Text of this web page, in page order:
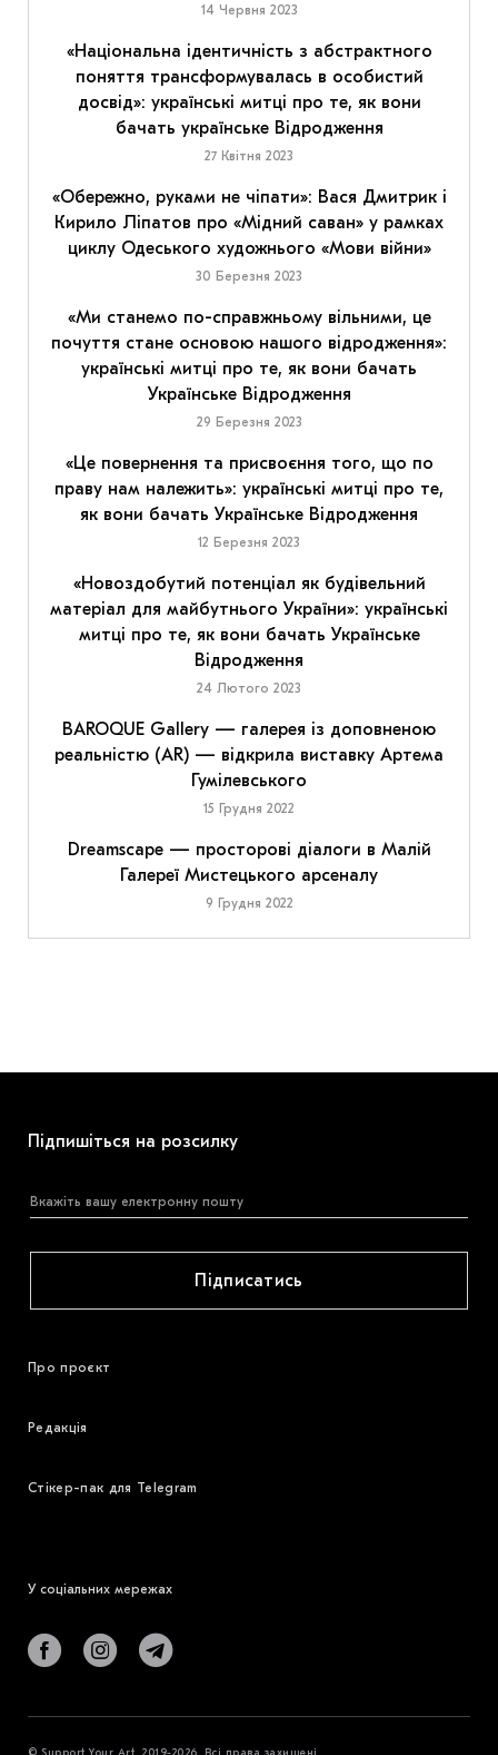
14 Червня 2023
«Національна ідентичність з абстрактного
поняття трансформувалась в особистий
досвід»: українські митці про те, як вони
бачать українське Відродження
27 Квітня 2023
«Обережно, руками не чіпати»: Вася Дмитрик і
Кирило Ліпатов про «Мідний саван» у рамках
циклу Одеського художнього «Мови війни»
30 Березня 2023
«Ми станемо по-справжньому вільними, це
почуття стане основою нашого відродження»:
українські митці про те, як вони бачать
Українське Відродження
29 Березня 2023
«Це повернення та присвоєння того, що по
праву нам належить»: українські митці про те,
як вони бачать Українське Відродження
12 Березня 2023
«Новоздобутий потенціал як будівельний
матеріал для майбутнього України»: українські
митці про те, як вони бачать Українське
Відродження
24 Лютого 2023
BAROQUE Gallery — галерея із доповненою
реальністю (AR) — відкрила виставку Артема
Гумілевського
15 Грудня 2022
Dreamscape — просторові діалоги в Малій
Галереї Мистецького арсеналу
9 Грудня 2022
Підпишіться на розсилку
Підписатись
Про проєкт
Редакція
Стікер-пак для Telegram
У соціальних мережах